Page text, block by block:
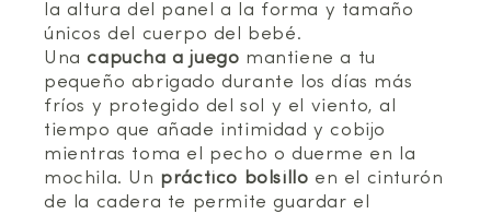
la altura del panel a la forma y tamaño
únicos del cuerpo del bebé.
Unacapucha a juego mantiene a tu
pequeño abrigado durante los días más
fríos y protegido del sol y el viento, al
tiempo que añade intimidad y cobijo
mientras toma el pecho o duerme en la
mochila. Un práctico bolsillo en el cinturón
de la cadera te permite guardar el